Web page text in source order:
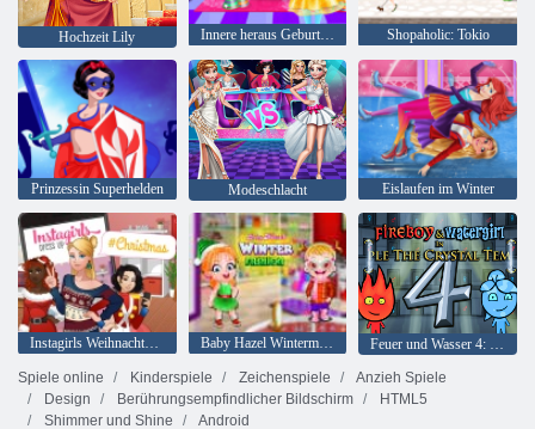
Hochzeit Lily Innere heraus Geburtstagsfeier Shopaholic: Tokio
Prinzessin Superhelden Modeschlacht Eislaufen im Winter
Instagirls Weihnachtskleid Baby Hazel Wintermode
Feuer und Wasser 4: Kristalltempel
Spiele online
Kinderspiele Zeichenspiele
Anzieh Spiele
Design
Berührungsempfindlicher Bildschirm
HTML5
Shimmer und Shine
Android